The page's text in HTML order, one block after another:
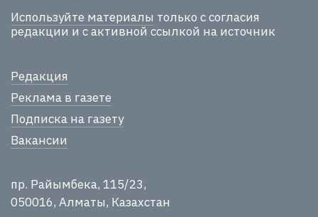
Используйте материалы только с согласия
редакции и с активной ссылкой на источник
Редакция
Реклама в газете
Подписка на газету
Вакансии
пр. Райымбека, 115/23,
050016, Алматы, Казахстан